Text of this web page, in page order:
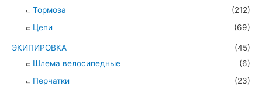
Тормоза
(212)
Цепи
(69)
ЭКИПИРОВКА
(45)
Шлема велосипедные
(6)
Перчатки
(23)